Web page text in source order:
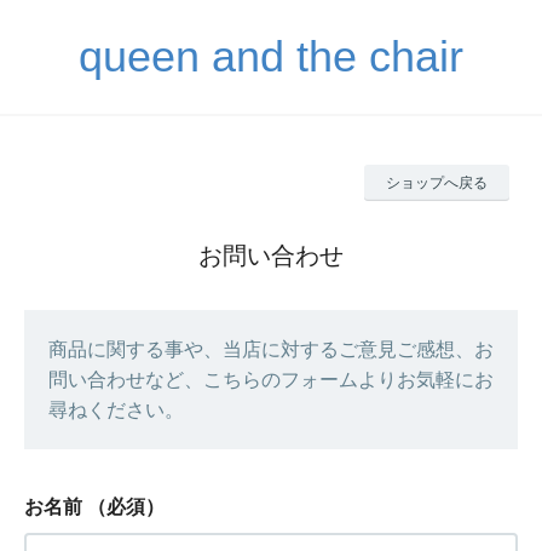
queen and the chair
ショップへ戻る
お問い合わせ
商品に関する事や、当店に対するご意見ご感想、お
問い合わせなど、こちらのフォームよりお気軽にお
尋ねください。
お名前 （必須）